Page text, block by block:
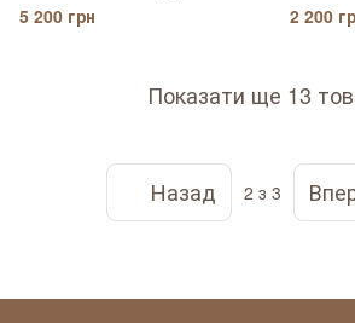
5 200 грн 2 200
Показати ще 13
Назад 2 з 3